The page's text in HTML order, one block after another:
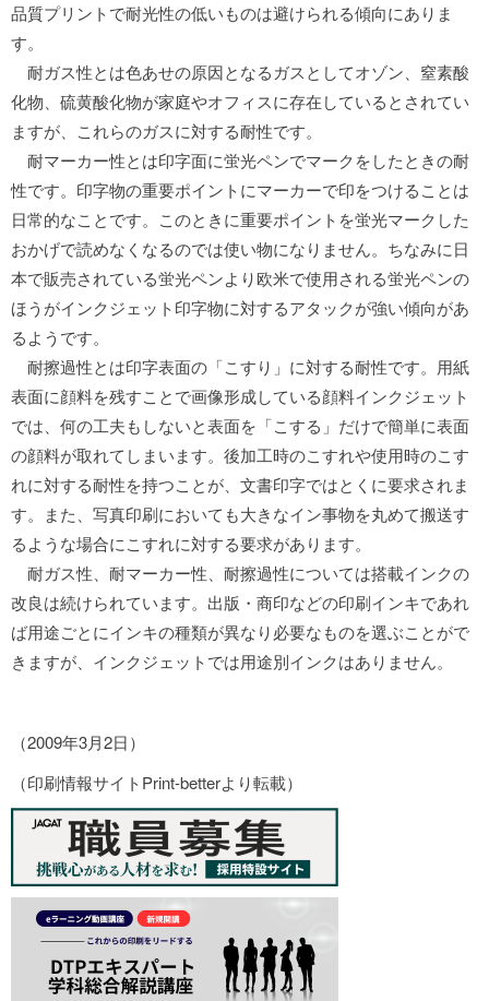
品質プリントで耐光性の低いものは避けられる傾向にありま
す。
耐ガス性とは色あせの原因となるガスとしてオゾン、窒素酸
化物、硫黄酸化物が家庭やオフィスに存在しているとされてい
ますが、これらのガスに対する耐性です。
耐マーカー性とは印字面に蛍光ペンでマークをしたときの耐
性です。印字物の重要ポイントにマーカーで印をつけることは
日常的なことです。このときに重要ポイントを蛍光マークした
おかげで読めなくなるのでは使い物になりません。ちなみに日
本で販売されている蛍光ペンより欧米で使用される蛍光ペンの
ほうがインクジェット印字物に対するアタックが強い傾向があ
るようです。
耐擦過性とは印字表面の「こすり」に対する耐性です。用紙
表面に顔料を残すことで画像形成している顔料インクジェット
では、何の工夫もしないと表面を「こする」だけで簡単に表面
の顔料が取れてしまいます。後加工時のこすれや使用時のこす
れに対する耐性を持つことが、文書印字ではとくに要求されま
す。また、写真印刷においても大きなイン事物を丸めて搬送す
るような場合にこすれに対する要求があります。
耐ガス性、耐マーカー性、耐擦過性については搭載インクの
改良は続けられています。出版・商印などの印刷インキであれ
ば用途ごとにインキの種類が異なり必要なものを選ぶことがで
きますが、インクジェットでは用途別インクはありません。
（2009年3月2日）
（印刷情報サイトPrint-betterより転載）